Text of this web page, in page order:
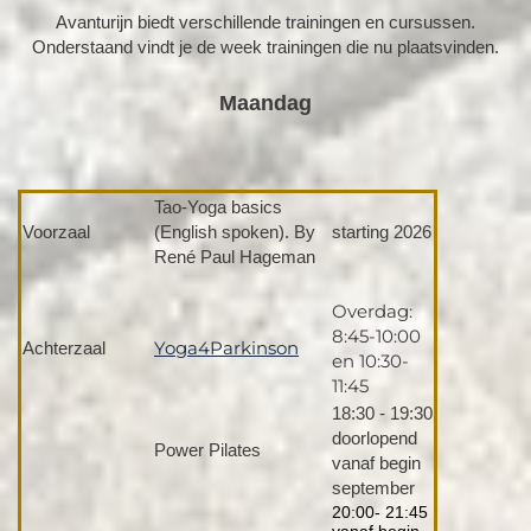
Avanturijn biedt verschillende trainingen en cursussen.
Onderstaand vindt je de week trainingen die nu plaatsvinden.
Maandag
Voorzaal
Tao-Yoga basics
(English spoken). By
René Paul Hageman
starting 2026
Achterzaal Yoga4Parkinson
Overdag:
8:45-10:00
en 10:30-
11:45
Power Pilates
18:30 - 19:30
doorlopend
vanaf begin
september
20:00- 21:45